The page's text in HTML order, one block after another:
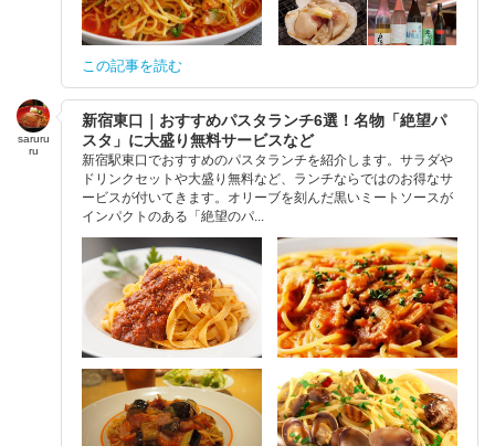
この記事を読む
saruru
ru
新宿東口｜おすすめパスタランチ6選！名物「絶望パ
スタ」に大盛り無料サービスなど
新宿駅東口でおすすめのパスタランチを紹介します。サラダや
ドリンクセットや大盛り無料など、ランチならではのお得なサ
ービスが付いてきます。オリーブを刻んだ黒いミートソースが
インパクトのある「絶望のパ...